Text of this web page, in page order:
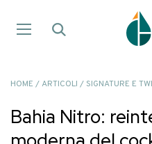
HOME /ARTICOLI / SIGNATURE E
Bahia Nitro: